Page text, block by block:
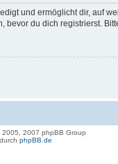
und ermöglicht dir, auf
du dich registrierst.
2007 phpBB Group
phpBB.de